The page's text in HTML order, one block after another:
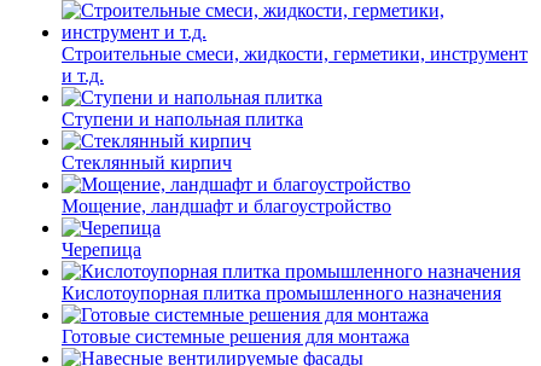
Строительные смеси, жидкости, герметики, инструмент
и т.д.
Ступени и напольная плитка
Cтеклянный кирпич
Мощение, ландшафт и благоустройство
Черепица
Кислотоупорная плитка промышленного назначения
Готовые системные решения для монтажа